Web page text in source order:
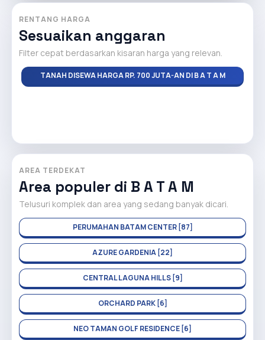
RENTANG HARGA
Sesuaikan anggaran
Filter cepat berdasarkan kisaran harga yang relevan.
TANAH DISEWA HARGA RP. 700 JUTA-AN DI B A T A M
AREA TERDEKAT
Area populer di B A T A M
Telusuri komplek dan area yang sedang banyak dicari.
PERUMAHAN BATAM CENTER [87]
AZURE GARDENIA [22]
CENTRAL LAGUNA HILLS [9]
ORCHARD PARK [6]
NEO TAMAN GOLF RESIDENCE [6]